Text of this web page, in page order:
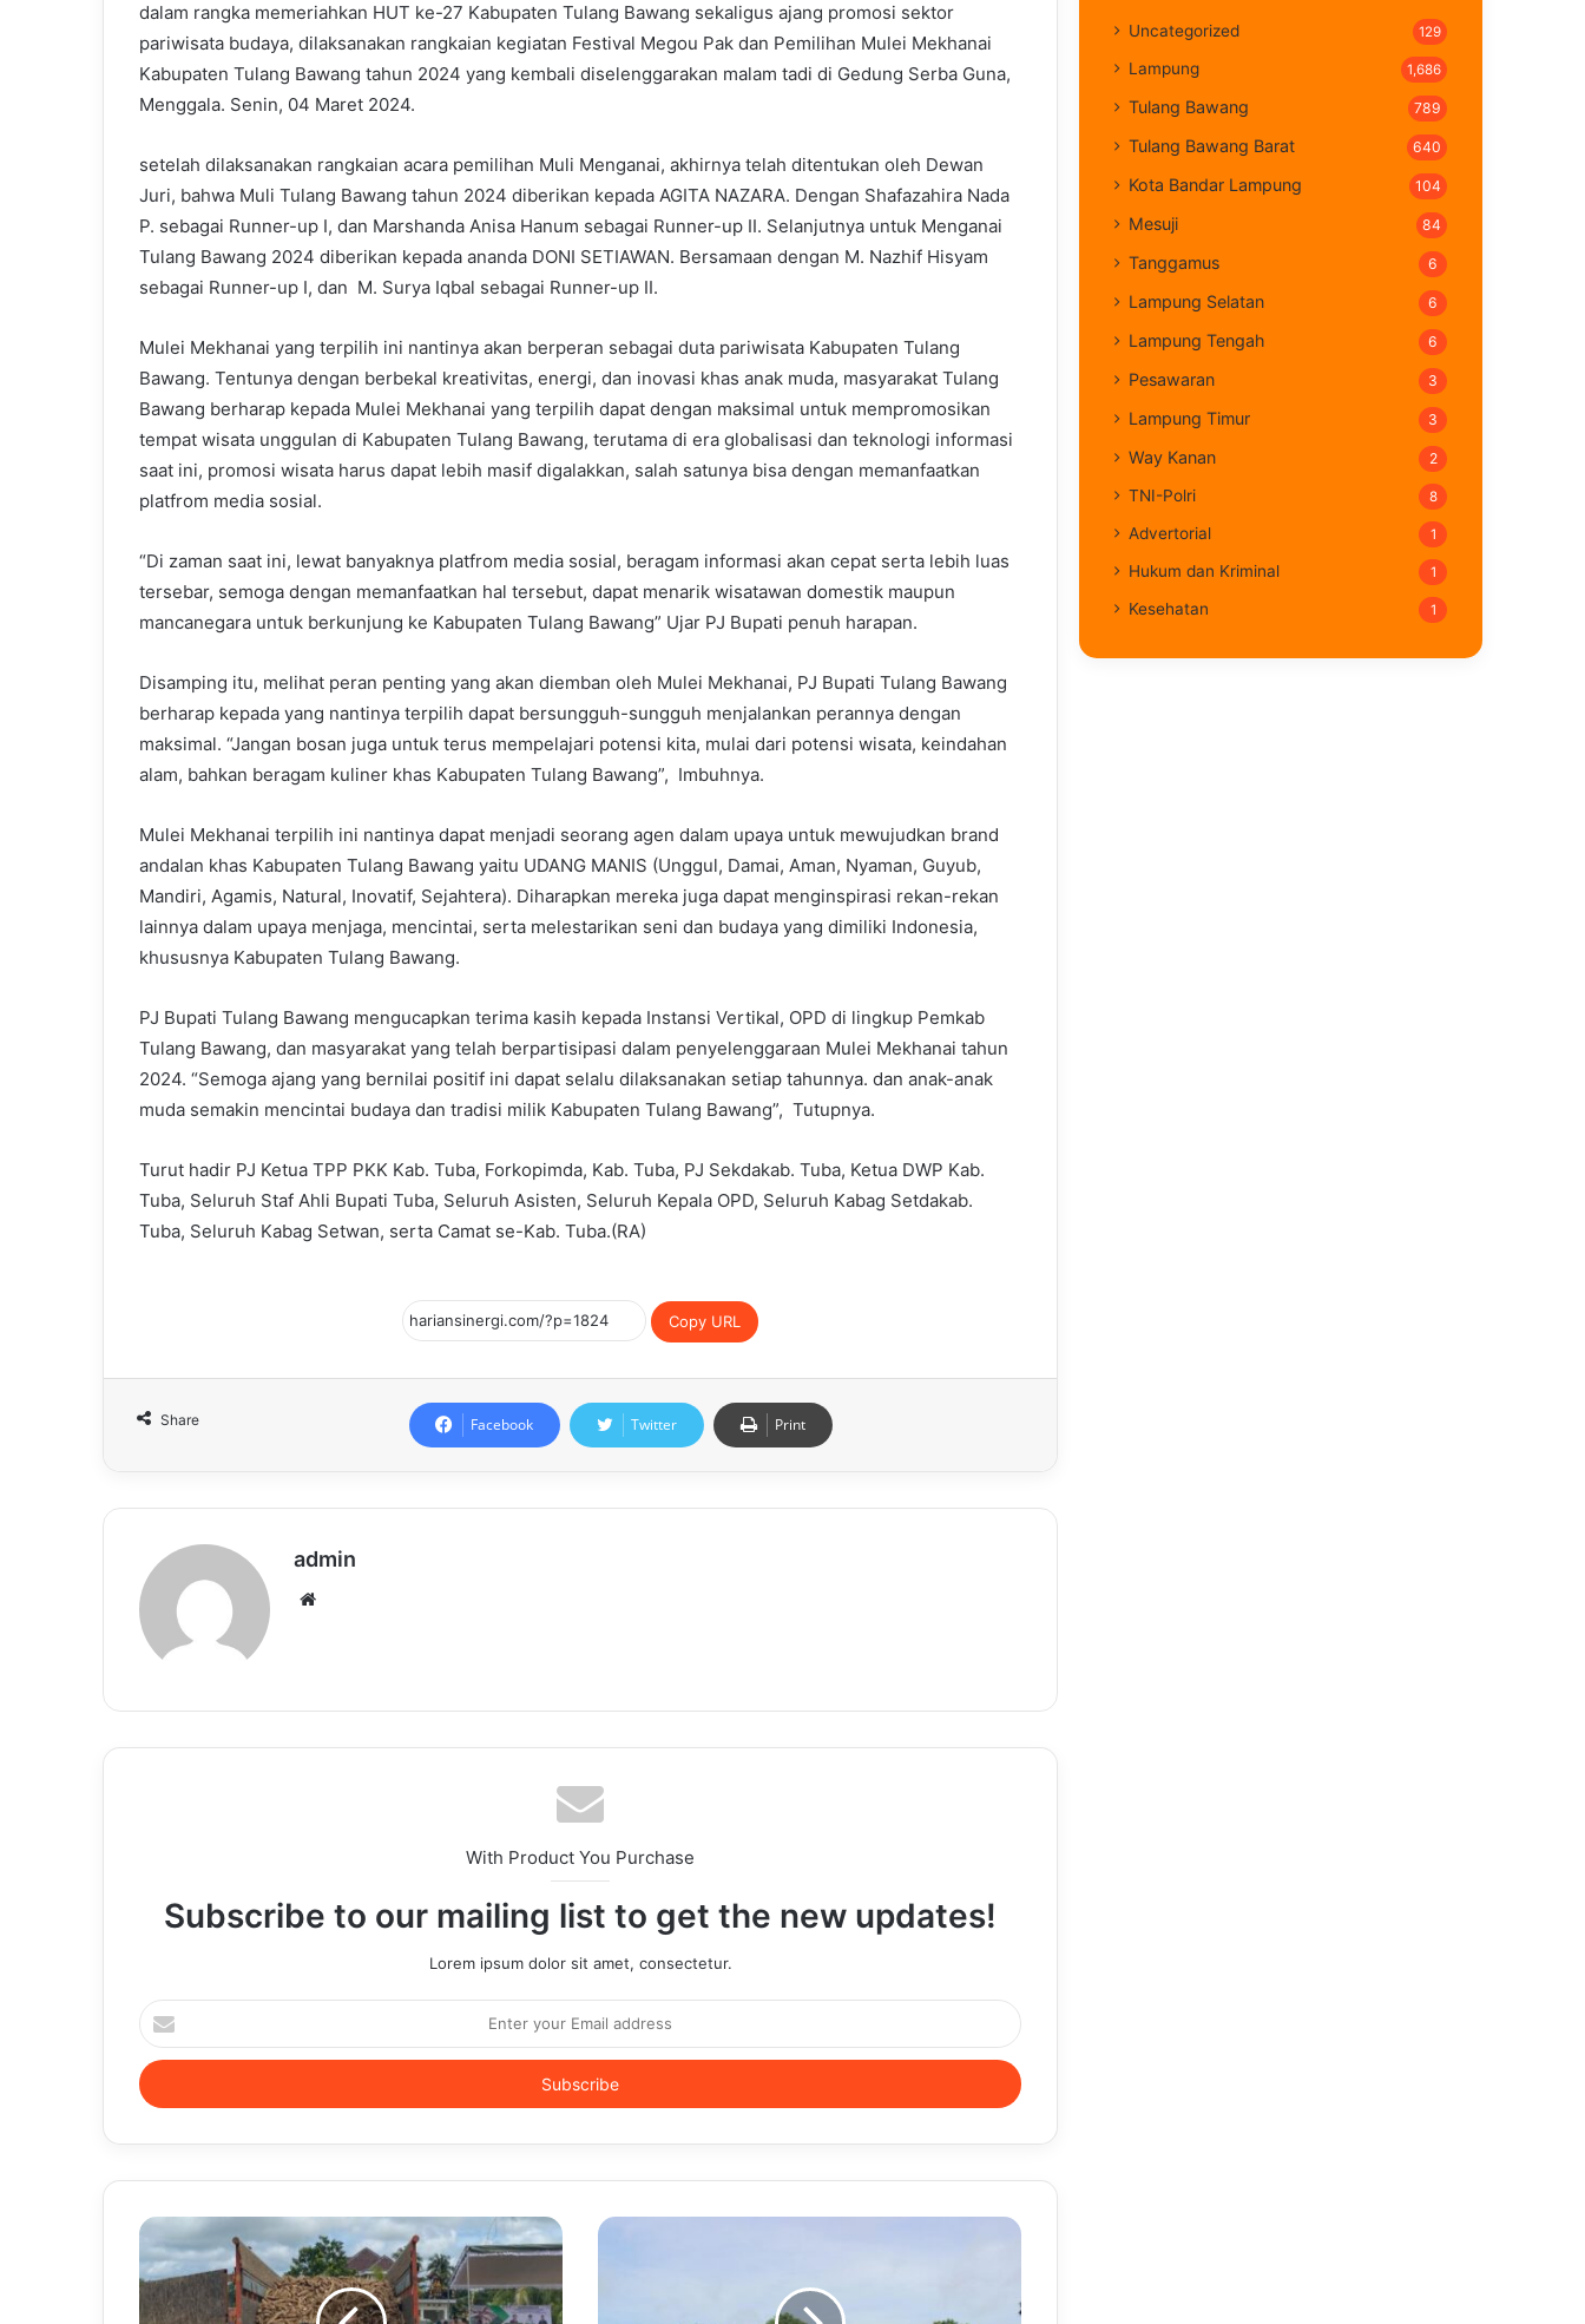
dalam rangka memeriahkan HUT ke-27 Kabupaten Tulang Bawang sekaligus ajang promosi sektor
pariwisata budaya, dilaksanakan rangkaian kegiatan Festival Megou Pak dan Pemilihan Mulei Mekhanai
Kabupaten Tulang Bawang tahun 2024 yang kembali diselenggarakan malam tadi di Gedung Serba Guna,
Menggala. Senin, 04 Maret 2024.
setelah dilaksanakan rangkaian acara pemilihan Muli Menganai, akhirnya telah ditentukan oleh Dewan
Juri, bahwa Muli Tulang Bawang tahun 2024 diberikan kepada AGITA NAZARA. Dengan Shafazahira Nada
P. sebagai Runner-up I, dan Marshanda Anisa Hanum sebagai Runner-up II. Selanjutnya untuk Menganai
Tulang Bawang 2024 diberikan kepada ananda DONI SETIAWAN. Bersamaan dengan M. Nazhif Hisyam
sebagai Runner-up I, dan M. Surya Iqbal sebagai Runner-up II.
Mulei Mekhanai yang terpilih ini nantinya akan berperan sebagai duta pariwisata Kabupaten Tulang
Bawang. Tentunya dengan berbekal kreativitas, energi, dan inovasi khas anak muda, masyarakat Tulang
Bawang berharap kepada Mulei Mekhanai yang terpilih dapat dengan maksimal untuk mempromosikan
tempat wisata unggulan di Kabupaten Tulang Bawang, terutama di era globalisasi dan teknologi informasi
saat ini, promosi wisata harus dapat lebih masif digalakkan, salah satunya bisa dengan memanfaatkan
platfrom media sosial.
“Di zaman saat ini, lewat banyaknya platfrom media sosial, beragam informasi akan cepat serta lebih luas
tersebar, semoga dengan memanfaatkan hal tersebut, dapat menarik wisatawan domestik maupun
mancanegara untuk berkunjung ke Kabupaten Tulang Bawang” Ujar PJ Bupati penuh harapan.
Disamping itu, melihat peran penting yang akan diemban oleh Mulei Mekhanai, PJ Bupati Tulang Bawang
berharap kepada yang nantinya terpilih dapat bersungguh-sungguh menjalankan perannya dengan
maksimal. “Jangan bosan juga untuk terus mempelajari potensi kita, mulai dari potensi wisata, keindahan
alam, bahkan beragam kuliner khas Kabupaten Tulang Bawang”, Imbuhnya.
Mulei Mekhanai terpilih ini nantinya dapat menjadi seorang agen dalam upaya untuk mewujudkan brand
andalan khas Kabupaten Tulang Bawang yaitu UDANG MANIS (Unggul, Damai, Aman, Nyaman, Guyub,
Mandiri, Agamis, Natural, Inovatif, Sejahtera). Diharapkan mereka juga dapat menginspirasi rekan-rekan
lainnya dalam upaya menjaga, mencintai, serta melestarikan seni dan budaya yang dimiliki Indonesia,
khususnya Kabupaten Tulang Bawang.
PJ Bupati Tulang Bawang mengucapkan terima kasih kepada Instansi Vertikal, OPD di lingkup Pemkab
Tulang Bawang, dan masyarakat yang telah berpartisipasi dalam penyelenggaraan Mulei Mekhanai tahun
2024. “Semoga ajang yang bernilai positif ini dapat selalu dilaksanakan setiap tahunnya. dan anak-anak
muda semakin mencintai budaya dan tradisi milik Kabupaten Tulang Bawang”, Tutupnya.
Turut hadir PJ Ketua TPP PKK Kab. Tuba, Forkopimda, Kab. Tuba, PJ Sekdakab. Tuba, Ketua DWP Kab.
Tuba, Seluruh Staf Ahli Bupati Tuba, Seluruh Asisten, Seluruh Kepala OPD, Seluruh Kabag Setdakab.
Tuba, Seluruh Kabag Setwan, serta Camat se-Kab. Tuba.(RA)
Copy URL
Share Facebook Twitter Print
admin
With Product You Purchase
Subscribe to our mailing list to get the new updates!
Lorem ipsum dolor sit amet, consectetur.
Enter
your
Email
address
Uncategorized 129
Lampung 1,686
Tulang Bawang 789
Tulang Bawang Barat 640
Kota Bandar Lampung 104
Mesuji 84
Tanggamus 6
Lampung Selatan 6
Lampung Tengah 6
Pesawaran 3
Lampung Timur 3
Way Kanan 2
TNI-Polri 8
Advertorial 1
Hukum dan Kriminal 1
Kesehatan 1